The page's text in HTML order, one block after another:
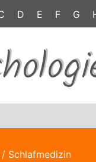
D E F G
/ Schlafmedizin